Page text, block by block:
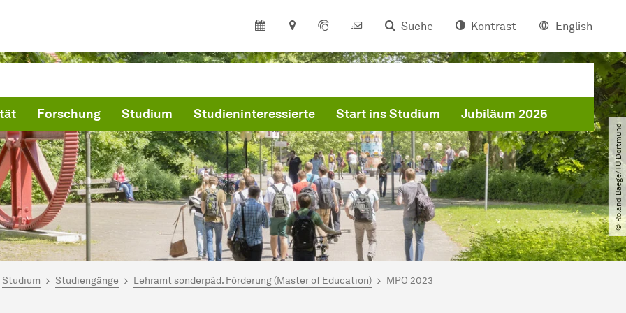
Suche Kontrast English
Forschung Studium Studieninteressierte Start ins Studium Jubiläum 2025
© Roland Baege​/​TU Dortmund
hier:
Studium Studiengänge Lehramt sonderpäd. Förderung (Master of Education) MPO 2023